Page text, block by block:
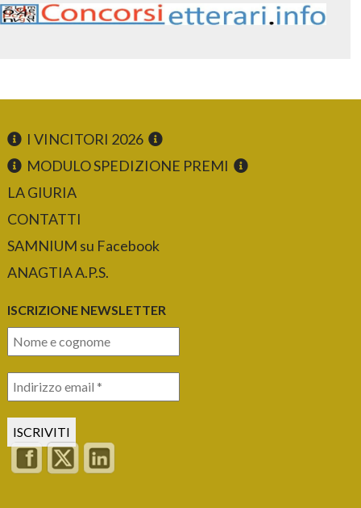
I VINCITORI 2026
MODULO SPEDIZIONE PREMI
LA GIURIA
CONTATTI
SAMNIUM su Facebook
ANAGTIA A.P.S.
ISCRIZIONE NEWSLETTER